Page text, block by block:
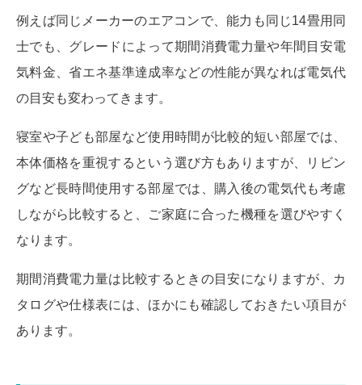
例えば同じメーカーのエアコンで、能力も同じ14畳用同
士でも、グレードによって期間消費電力量や年間目安電
気料金、省エネ基準達成率などの性能が異なれば電気代
の目安も変わってきます。
寝室や子ども部屋など使用時間が比較的短い部屋では、
本体価格を重視するという選び方もありますが、リビン
グなど長時間使用する部屋では、購入後の電気代も考慮
しながら比較すると、ご家庭に合った機種を選びやすく
なります。
期間消費電力量は比較するときの目安になりますが、カ
タログや仕様表には、ほかにも確認しておきたい項目が
あります。